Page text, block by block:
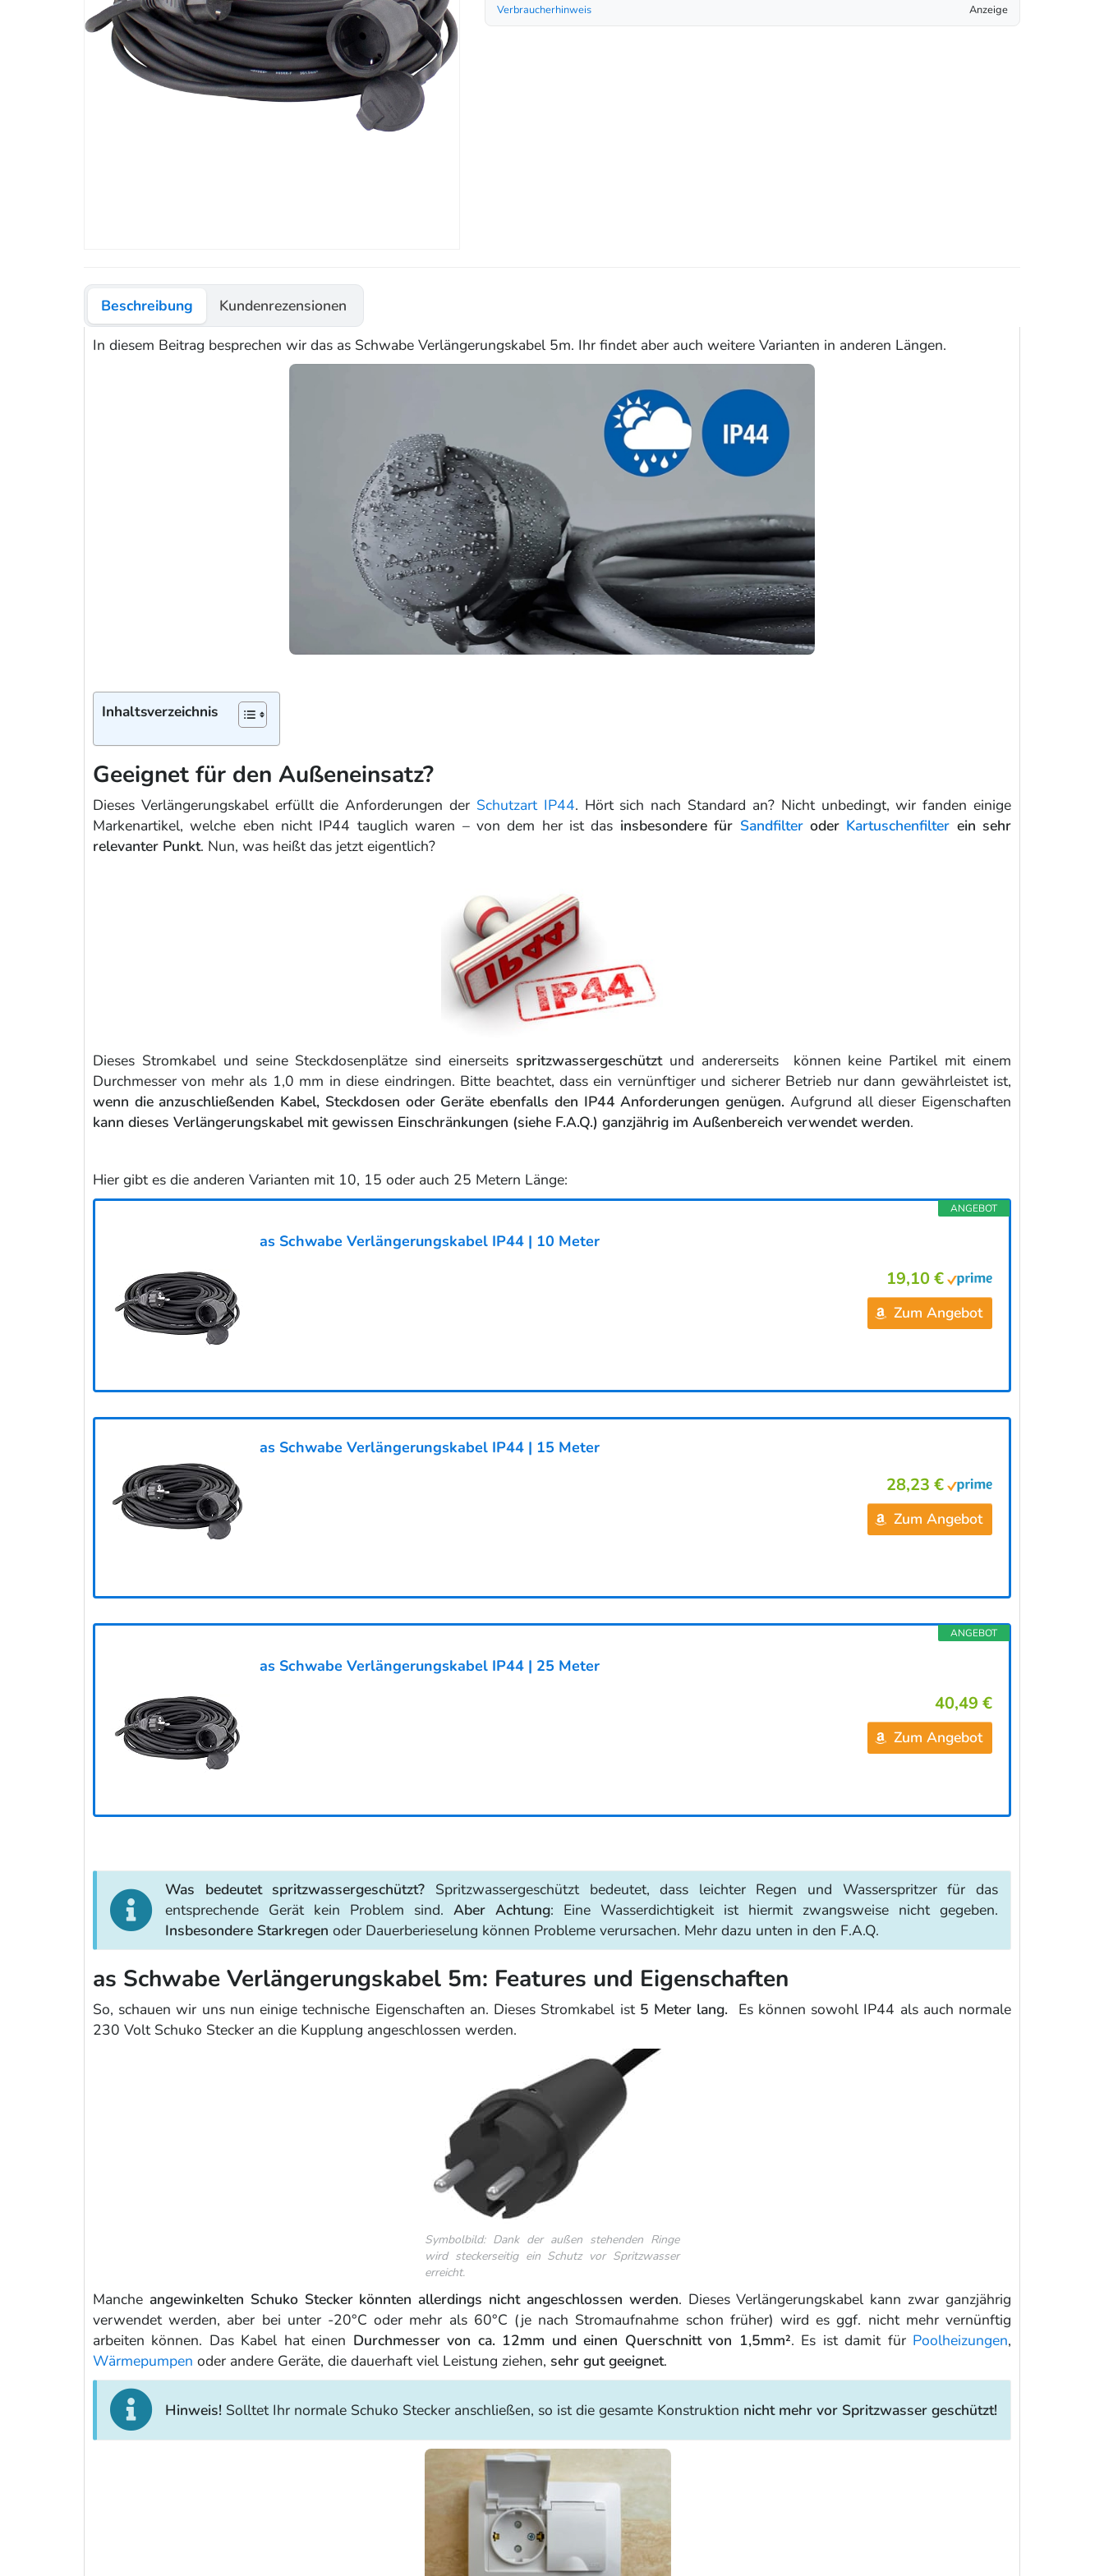
Verbraucherhinweis Anzeige
Beschreibung
Kundenrezensionen
In diesem Beitrag besprechen wir das as Schwabe Verlängerungskabel 5m. Ihr findet aber auch weitere Varianten in anderen Längen.
Inhaltsverzeichnis
Geeignet für den Außeneinsatz?
Dieses Verlängerungskabel erfüllt die Anforderungen der Schutzart IP44. Hört sich nach Standard an? Nicht unbedingt, wir fanden einige
Markenartikel, welche eben nicht IP44 tauglich waren – von dem her ist das insbesondere für Sandfilteroder Kartuschenfilter ein sehr
relevanter Punkt. Nun, was heißt das jetzt eigentlich?
Dieses Stromkabel und seine Steckdosenplätze sind einerseitsspritzwassergeschütztund andererseits können keine Partikel mit einem
Durchmesser von mehr als 1,0 mm in diese eindringen. Bitte beachtet, dass ein vernünftiger und sicherer Betrieb nur dann gewährleistet ist,
wenn die anzuschließenden Kabel, Steckdosen oder Geräte ebenfalls den IP44 Anforderungen genügen. Aufgrund all dieser Eigenschaften
kann dieses Verlängerungskabel mit gewissen Einschränkungen (siehe F.A.Q.) ganzjährig im Außenbereich verwendet werden.
Hier gibt es die anderen Varianten mit 10, 15 oder auch 25 Metern Länge:
ANGEBOT
as Schwabe Verlängerungskabel IP44 | 10 Meter
19,10 €
Zum Angebot
as Schwabe Verlängerungskabel IP44 | 15 Meter
28,23 €
Zum Angebot
ANGEBOT
as Schwabe Verlängerungskabel IP44 | 25 Meter
40,49 €
Zum Angebot
Was bedeutet spritzwassergeschützt? Spritzwassergeschützt bedeutet, dass leichter Regen und Wasserspritzer für das
entsprechende Gerät kein Problem sind. Aber Achtung: Eine Wasserdichtigkeit ist hiermit zwangsweise nicht gegeben.
Insbesondere Starkregen oder Dauerberieselung können Probleme verursachen. Mehr dazu unten in den F.A.Q.
as Schwabe Verlängerungskabel 5m: Features und Eigenschaften
So, schauen wir uns nun einige technische Eigenschaften an. Dieses Stromkabel ist 5 Meter lang. Es können sowohl IP44 als auch normale
230 Volt Schuko Stecker an die Kupplung angeschlossen werden.
Symbolbild: Dank der außen stehenden Ringe
wird steckerseitig ein Schutz vor Spritzwasser
erreicht.
Manche angewinkelten Schuko Stecker könnten allerdings nicht angeschlossen werden. Dieses Verlängerungskabel kann zwar ganzjährig
verwendet werden, aber bei unter -20°C oder mehr als 60°C (je nach Stromaufnahme schon früher) wird es ggf. nicht mehr vernünftig
arbeiten können. Das Kabel hat einen Durchmesser von ca. 12mm und einen Querschnitt von 1,5mm². Es ist damit für Poolheizungen,
Wärmepumpen oder andere Geräte, die dauerhaft viel Leistung ziehen, sehr gut geeignet.
Hinweis! Solltet Ihr normale Schuko Stecker anschließen, so ist die gesamte Konstruktion nicht mehr vor Spritzwasser geschützt!